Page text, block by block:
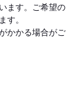
ます。ご希望の
す。
かかる場合がご